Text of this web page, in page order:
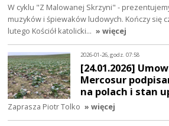
W cyklu "Z Malowanej Skrzyni" -
muzyków i śpiewaków ludowych. Kończy się
lutego Kościół katolicki… » więcej
2026-01-26, godz. 07:58
[24.01.2026]
Mercosur
na polach i stan
Zaprasza Piotr Tolko » więcej